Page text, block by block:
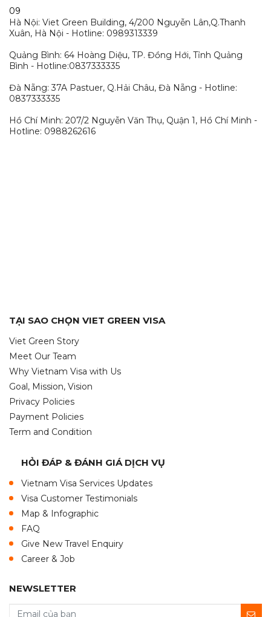
09
Hà Nội: Viet Green Building, 4/200 Nguyễn Lân,Q.Thanh
Xuân, Hà Nội - Hotline: 0989313339
Quảng Bình: 64 Hoàng Diệu, TP. Đồng Hới, Tỉnh Quảng
Bình - Hotline:0837333335
Đà Nẵng: 37A Pastuer, Q.Hải Châu, Đà Nẵng - Hotline:
0837333335
Hồ Chí Minh: 207/2 Nguyễn Văn Thụ, Quận 1, Hồ Chí Minh -
Hotline: 0988262616
TẠI SAO CHỌN VIET GREEN VISA
Viet Green Story
Meet Our Team
Why Vietnam Visa with Us
Goal, Mission, Vision
Privacy Policies
Payment Policies
Term and Condition
HỎI ĐÁP & ĐÁNH GIÁ DỊCH VỤ
Vietnam Visa Services Updates
Visa Customer Testimonials
Map & Infographic
FAQ
Give New Travel Enquiry
Career & Job
NEWSLETTER